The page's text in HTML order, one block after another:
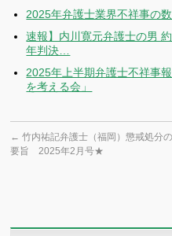
2025年弁護士業界不祥事の数
速報】内川寛元弁護士の男
年判決…
2025年上半期弁護士不祥事
を考える会」
← 竹内祐記弁護士（福岡）懲戒処分の
要旨 2025年2月号★